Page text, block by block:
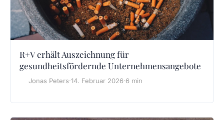
R+V erhält Auszeichnung für
gesundheitsfördernde Unternehmensangebote
Jonas Peters·14. Februar 2026·6 min